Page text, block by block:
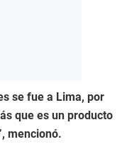
se fue a Lima, por
que es un producto
mencionó.